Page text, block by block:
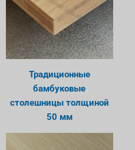
Традиционные
бамбуковые
столешницы толщиной
50 мм